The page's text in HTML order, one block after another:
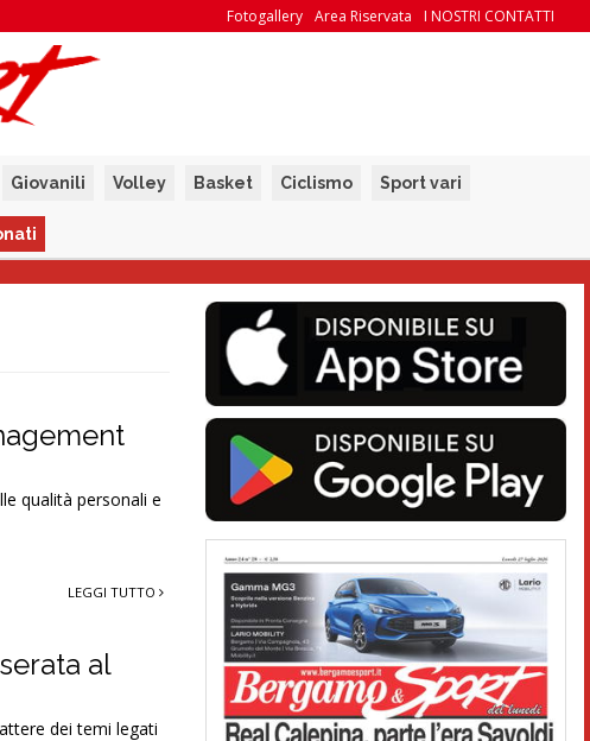
I NOSTRI CONTATTI
Area Riservata
Fotogallery
Giovanili Volley Basket Ciclismo Sport vari
qualità personali e
LEGGI TUTTO
al
dei temi legati